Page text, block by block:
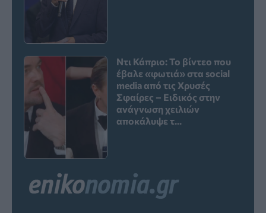
Ντι Κάπριο: Το βίντεο που
έβαλε «φωτιά» στα social
media από τις Χρυσές
Σφαίρες – Ειδικός στην
ανάγνωση χειλιών
αποκάλυψε τ...